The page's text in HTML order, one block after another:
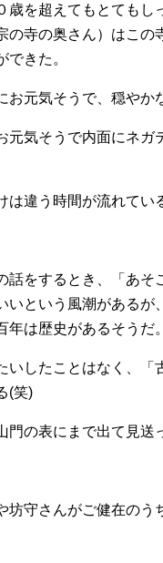
歳を超えてもとても
の寺の奥さん）はこ
できた。
お元気そうで、穏やか
元気そうで内面にネ
は違う時間が流れてい
話をするとき、「あ
いという風潮がある
年は歴史があるそうだ
いしたことはなく、
(笑)
門の表にまで出て見送
坊守さんがご健在の